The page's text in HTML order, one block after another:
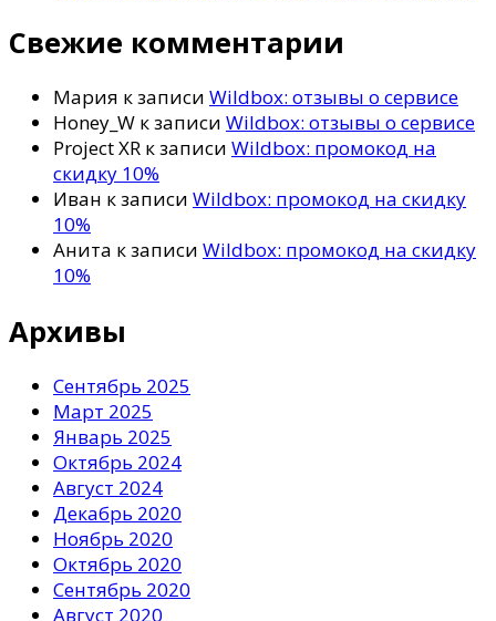
Свежие комментарии
Мария к записи Wildbox: отзывы о сервисе
Honey_W к записи Wildbox: отзывы о сервисе
Project XR к записи Wildbox: промокод на
скидку 10%
Иван к записи Wildbox: промокод на скидку
10%
Анита к записи Wildbox: промокод на скидку
10%
Архивы
Сентябрь 2025
Март 2025
Январь 2025
Октябрь 2024
Август 2024
Декабрь 2020
Ноябрь 2020
Октябрь 2020
Сентябрь 2020
Август 2020